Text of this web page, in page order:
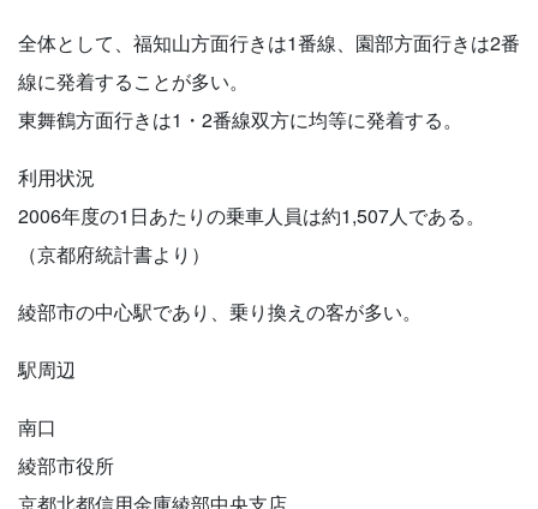
全体として、福知山方面行きは1番線、園部方面行きは2番
線に発着することが多い。
東舞鶴方面行きは1・2番線双方に均等に発着する。
利用状況
2006年度の1日あたりの乗車人員は約1,507人である。
（京都府統計書より）
綾部市の中心駅であり、乗り換えの客が多い。
駅周辺
南口
綾部市役所